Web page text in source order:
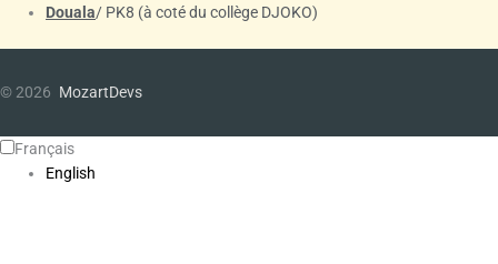
Douala/ PK8 (à coté du collège DJOKO)
© 2026 MozartDevs
Français
English